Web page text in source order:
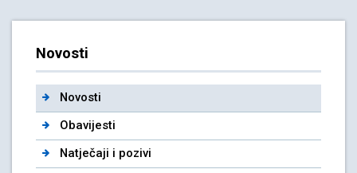
Novosti
Novosti
Obavijesti
Natječaji i pozivi